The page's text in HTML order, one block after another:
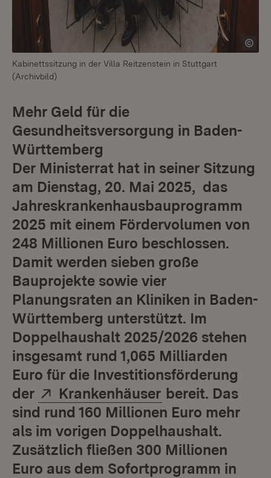
Kabinettssitzung in der Villa Reitzenstein in Stuttgart
(Archivbild)
Mehr Geld für die
Gesundheitsversorgung in Baden-
Württemberg
Der Ministerrat hat in seiner Sitzung
am Dienstag, 20. Mai 2025, das
Jahreskrankenhausbauprogramm
2025 mit einem Fördervolumen von
248 Millionen Euro beschlossen.
Damit werden sieben große
Bauprojekte sowie vier
Planungsraten an Kliniken in Baden-
Württemberg unterstützt. Im
Doppelhaushalt 2025/2026 stehen
insgesamt rund 1,065 Milliarden
Euro für die Investitionsförderung
der
Extern:
Krankenhäuser(Öffnet in
bereit. Das
sind rund 160 Millionen Euro mehr
als im vorigen Doppelhaushalt.
Zusätzlich fließen 300 Millionen
Euro aus dem Sofortprogramm in